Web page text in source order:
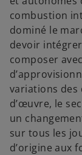
combustion
dominé le
devoir
composer
variations des
d’œuvre, le
un
sur tous les
d’origine aux